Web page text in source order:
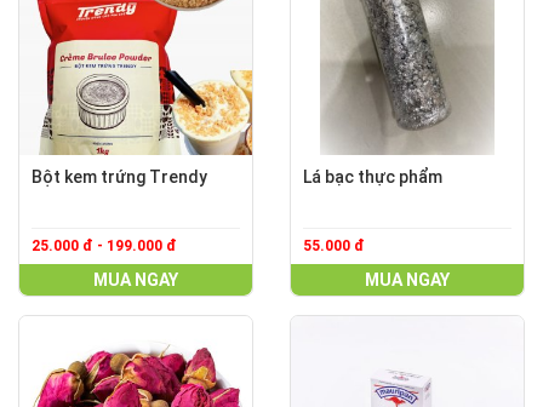
Bột kem trứng Trendy
25.000 đ - 199.000 đ
MUA NGAY
Lá bạc thực phẩm
55.000 đ
MUA NGAY